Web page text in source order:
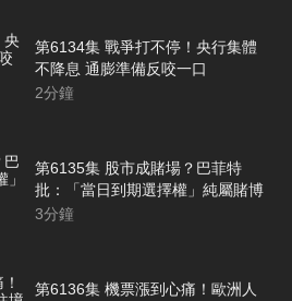
第6134集 戰爭打不停！央行集體
不降息 通膨準備反咬一口
2分鐘
第6135集 股市成賭場？巴菲特
批：「當日到期選擇權」純屬賭博
3分鐘
第6136集 機票漲到心痛！歐洲人